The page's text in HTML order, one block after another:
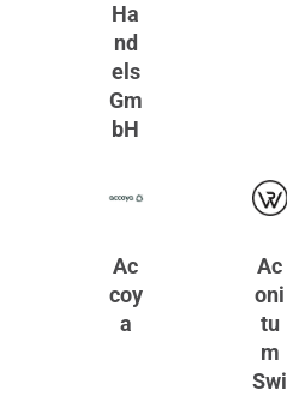
Ha
nd
els
Gm
bH
Ac
coy
a
Ac
oni
tu
m
Swi